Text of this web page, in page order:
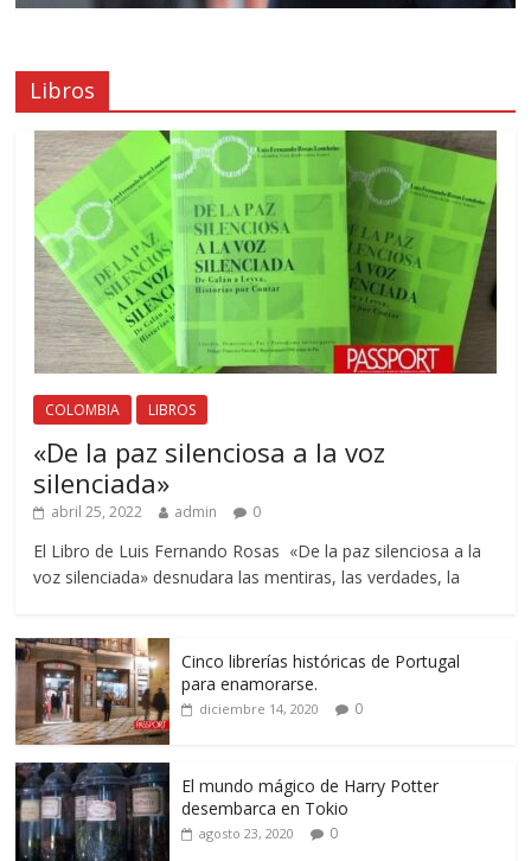
Libros
COLOMBIA LIBROS
«De la paz silenciosa a la voz
silenciada»
abril 25, 2022 admin 0
El Libro de Luis Fernando Rosas «De la paz silenciosa a la
voz silenciada» desnudara las mentiras, las verdades, la
Cinco librerías históricas de Portugal
para enamorarse.
diciembre 14, 2020 0
El mundo mágico de Harry Potter
desembarca en Tokio
agosto 23, 2020 0